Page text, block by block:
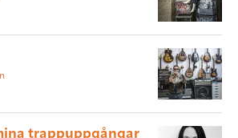
trappuppgångar